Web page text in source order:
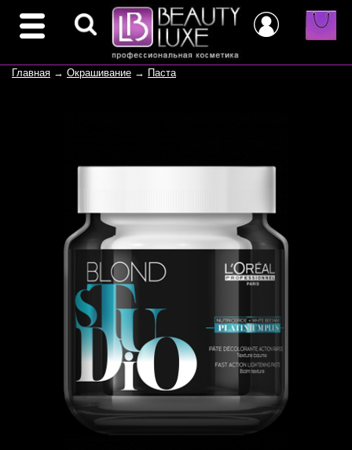
Главная → Окрашивание → Паста